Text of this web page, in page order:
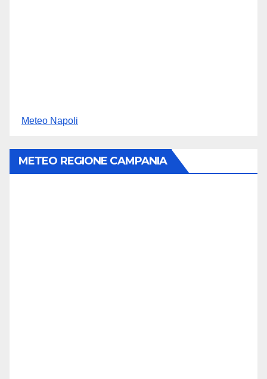
Meteo Napoli
METEO REGIONE CAMPANIA